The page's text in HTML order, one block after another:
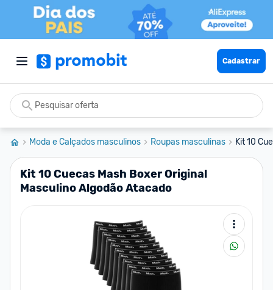
Cadastrar
Moda e Calçados masculinos Roupas masculinas Kit 10
Kit 10 Cuecas Mash Boxer Original
Masculino Algodão Atacado